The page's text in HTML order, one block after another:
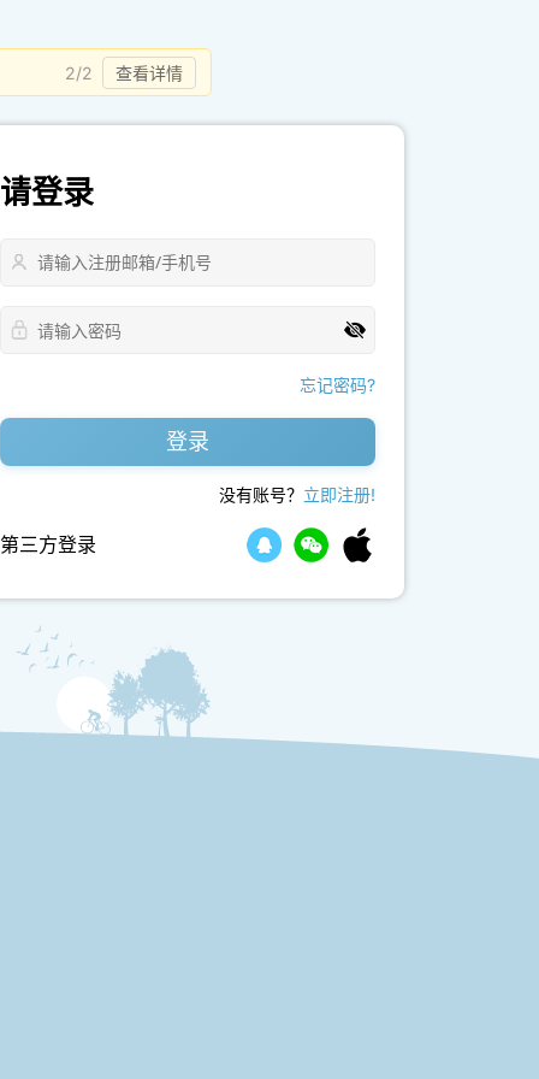
2/2 查看详情
请登录
忘记密码?
登录
没有账号？ 立即注册!
第三方登录